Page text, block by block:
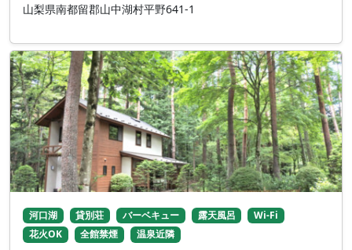
山梨県南都留郡山中湖村平野641-1
河口湖 貸別荘 バーベキュー 露天風呂
Wi-Fi
花火OK
全館禁煙 温泉近隣